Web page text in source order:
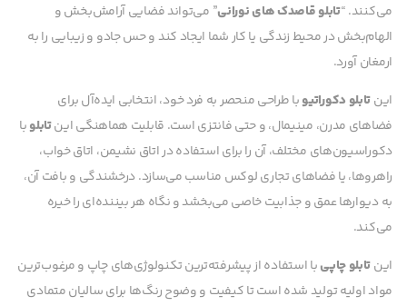
می‌کنند. “تابلو قاصدک های نورانی” می‌تواند فضایی آرامش‌بخش و
الهام‌بخش در محیط زندگی یا کار شما ایجاد کند و حس جادو و زیبایی را به
ارمغان آورد.
اینتابلو دکوراتیوبا طراحی منحصر به فرد خود، انتخابی ایده‌آل برای
فضاهای مدرن، مینیمال، و حتی فانتزی است. قابلیت هماهنگی اینتابلوبا
دکوراسیون‌های مختلف، آن را برای استفاده در اتاق نشیمن، اتاق خواب،
راهروها، یا فضاهای تجاری لوکس مناسب می‌سازد. درخشندگی و بافت آن،
به دیوارها عمق و جذابیت خاصی می‌بخشد و نگاه هر بیننده‌ای را خیره
می‌کند.
اینتابلو چاپیبا استفاده از پیشرفته‌ترین تکنولوژی‌های چاپ و مرغوب‌ترین
مواد اولیه تولید شده است تا کیفیت و وضوح رنگ‌ها برای سالیان متمادی